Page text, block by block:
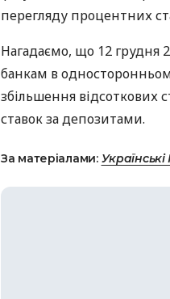
перегляду процентних
Нагадаємо, що 12 грудня
банкам в
збільшення відсоткових
ставок за депозитами.
За матеріалами: